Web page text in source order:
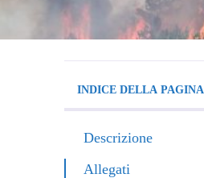
INDICE DELLA PAGINA
Descrizione
Allegati